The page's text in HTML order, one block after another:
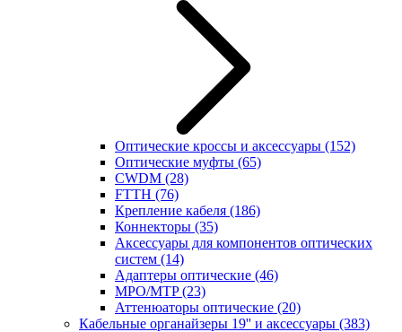
Оптические кроссы и аксессуары (152)
Оптические муфты (65)
CWDM (28)
FTTH (76)
Крепление кабеля (186)
Коннекторы (35)
Аксессуары для компонентов оптических
систем (14)
Адаптеры оптические (46)
MPO/MTP(23)
Аттенюаторы оптические (20)
Кабельные органайзеры 19'' и аксессуары (383)